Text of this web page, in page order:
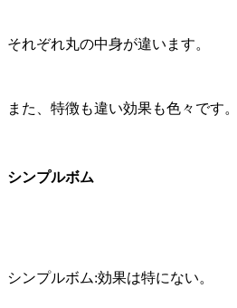
それぞれ丸の中身が違います。
また、特徴も違い効果も色々です。
シンプルボム
シンプルボム:効果は特にない。